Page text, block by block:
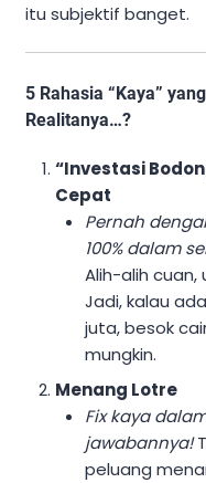
itu subjektif banget.
5 Rahasia “Kaya”
Realitanya…?
“Investasi
Cepat
Pernah
100% dalam
Alih-alih cuan,
Jadi, kalau
juta, besok
mungkin.
Menang Lotre
Fix kaya
jawabannya!
peluang